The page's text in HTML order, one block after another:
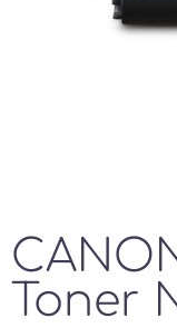
Toner